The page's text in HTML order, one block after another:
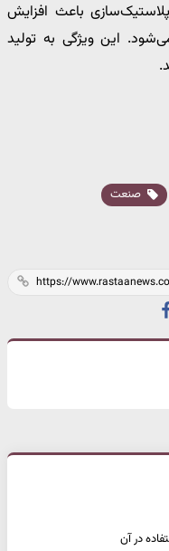
باعث افزایش
این ویژگی به تولید
صنعت
در آن